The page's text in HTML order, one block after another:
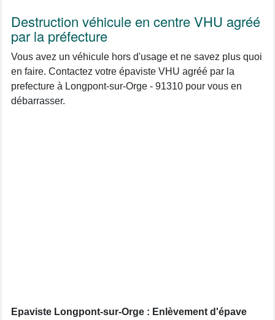
Destruction véhicule en centre VHU agréé
par la préfecture
Vous avez un véhicule hors d'usage et ne savez plus quoi
en faire. Contactez votre épaviste VHU agréé par la
prefecture à Longpont-sur-Orge - 91310 pour vous en
débarrasser.
Epaviste Longpont-sur-Orge : Enlèvement d'épave